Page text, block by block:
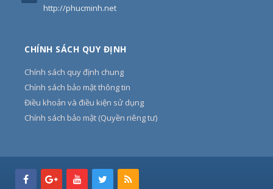
http://phucminh.net
CHÍNH SÁCH QUY ĐỊNH
Chính sách quy định chung
Chính sách bảo mật thông tin
Điều khoản và điều kiện sử dụng
Chính sách bảo mật (Quyền riêng tư)